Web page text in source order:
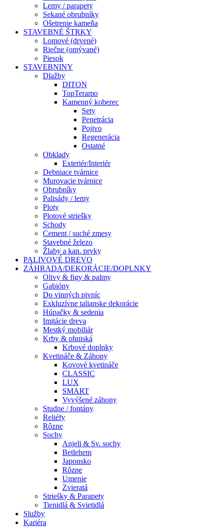
Lemy / parapety
Sekané obrubníky
Ošetrenie kameňa
STAVEBNÉ ŠTRKY
Lomové (drvené)
Riečne (omývané)
Piesok
STAVEBNINY
Dlažby
DITON
TopTeramo
Kamenný koberec
Sety
Penetrácia
Pojivo
Regenerácia
Ostatné
Obklady
Exteriér/Interiér
Debniace tvárnice
Murovacie tvárnice
Obrubníky
Palisády / lemy
Ploty
Plotové striešky
Schody
Cement / suché zmesy
Stavebné železo
Žlaby a kan. prvky
PALIVOVÉ DREVO
ZÁHRADA/DEKORÁCIE/DOPLNKY
Olivy & figy & palmy
Gabióny
Do vinných pivníc
Exkluzívne talianske dekorácie
Húpačky & sedenia
Imitácie dreva
Mestký mobiliár
Krby & ohniská
Krbové doplnky
Kvetináče & Záhony
Kovové kvetináče
CLASSIC
LUX
SMART
Vyvýšené záhony
Studne / fontány
Reliéfy
Rôzne
Sochy
Anjeli & Sv. sochy
Betlehem
Japonsko
Rôzne
Umenie
Zvieratá
Striešky & Parapety
Tienidlá & Svietidlá
Služby
Kariéra